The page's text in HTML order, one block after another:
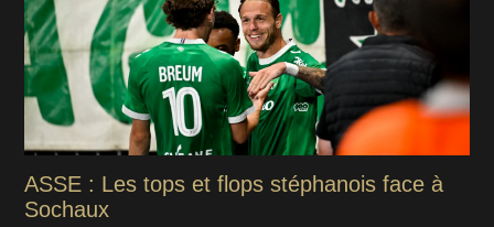
ASSE : Les tops et flops stéphanois face à
Sochaux